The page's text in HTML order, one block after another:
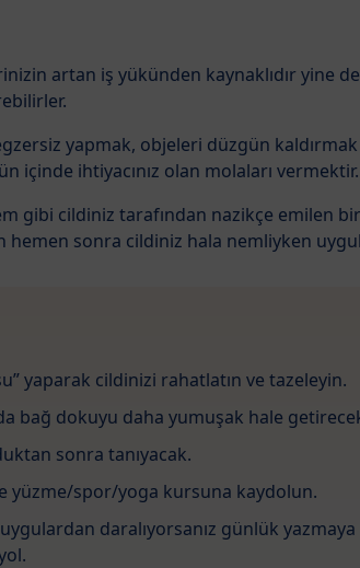
artan iş yükünden kaynaklıdır yine
yapmak, objeleri düzgün
içinde ihtiyacınız olan molaları vermektir.
gibi cildiniz tarafından nazikçe emilen
hemen sonra cildiniz hala nemliyken
yaparak cildinizi rahatlatın ve tazeleyin.
bağ dokuyu daha yumuşak hale
sonra tanıyacak.
yüzme/spor/yoga kursuna kaydolun.
daralıyorsanız günlük yazmaya